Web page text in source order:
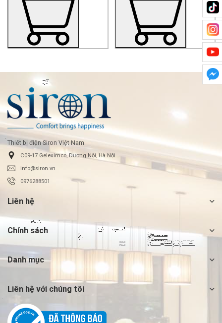
Thiết bị điện Siron Việt Nam
C09-17 Geleximco, Dương Nội, Hà Nội
info@siron.vn
0976288501
Liên hệ
Chính sách
Danh mục
Liên hệ với chúng tôi